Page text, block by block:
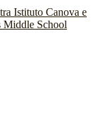
Istituto Canova e
Middle School